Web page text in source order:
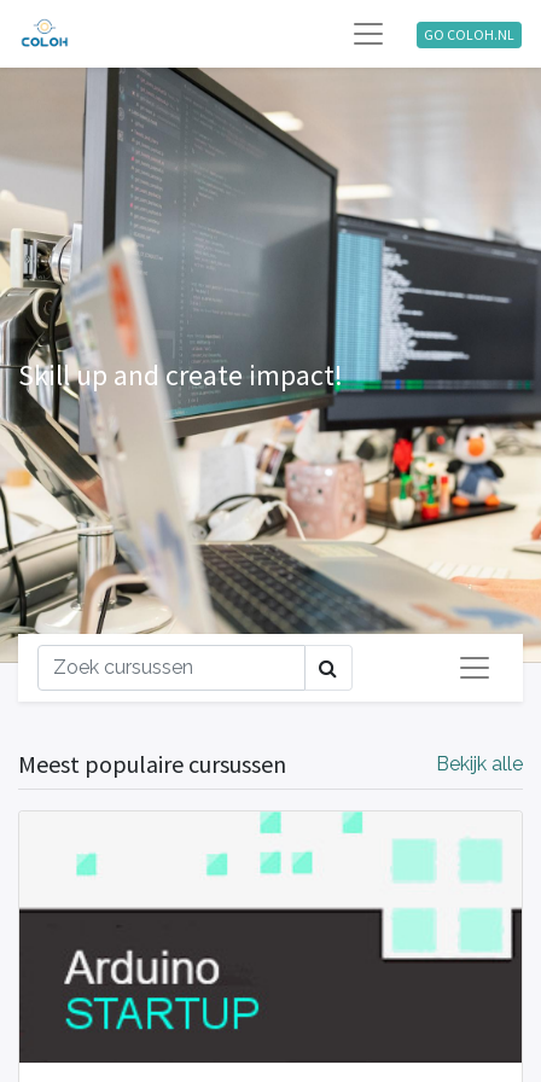
GO COLOH.NL
Skill up and create impact!
Bekijk alle
Meest populaire cursussen